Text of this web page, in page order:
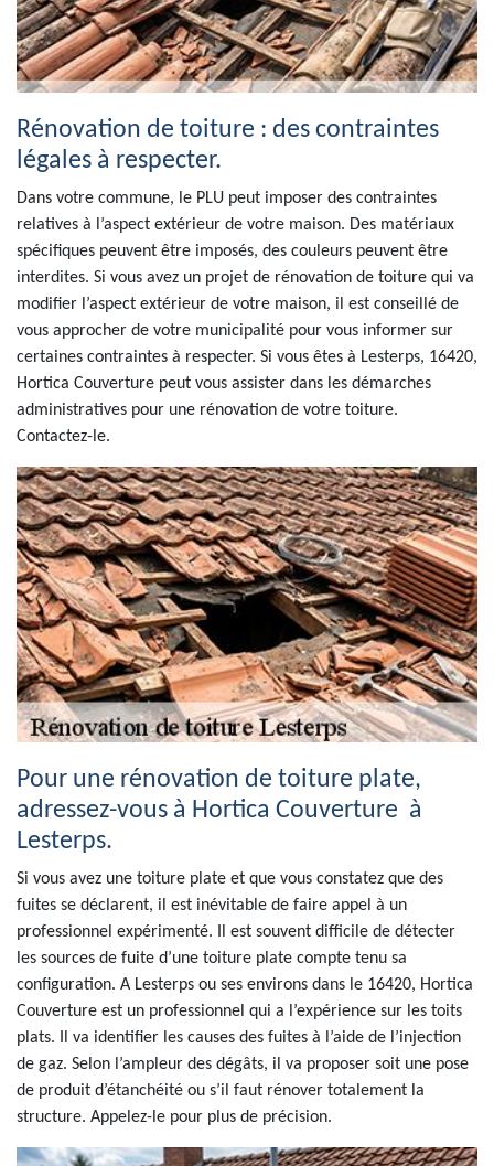
Rénovation de toiture : des contraintes
légales à respecter.
Dans votre commune, le PLU peut imposer des contraintes
relatives à l’aspect extérieur de votre maison. Des matériaux
spécifiques peuvent être imposés, des couleurs peuvent être
interdites. Si vous avez un projet de rénovation de toiture qui va
modifier l’aspect extérieur de votre maison, il est conseillé de
vous approcher de votre municipalité pour vous informer sur
certaines contraintes à respecter. Si vous êtes à Lesterps, 16420,
Hortica Couverture peut vous assister dans les démarches
administratives pour une rénovation de votre toiture.
Contactez-le.
Pour une rénovation de toiture plate,
adressez-vous à Hortica Couverture à
Lesterps.
Si vous avez une toiture plate et que vous constatez que des
fuites se déclarent, il est inévitable de faire appel à un
professionnel expérimenté. Il est souvent difficile de détecter
les sources de fuite d’une toiture plate compte tenu sa
configuration. A Lesterps ou ses environs dans le 16420, Hortica
Couverture est un professionnel qui a l’expérience sur les toits
plats. Il va identifier les causes des fuites à l’aide de l’injection
de gaz. Selon l’ampleur des dégâts, il va proposer soit une pose
de produit d’étanchéité ou s’il faut rénover totalement la
structure. Appelez-le pour plus de précision.